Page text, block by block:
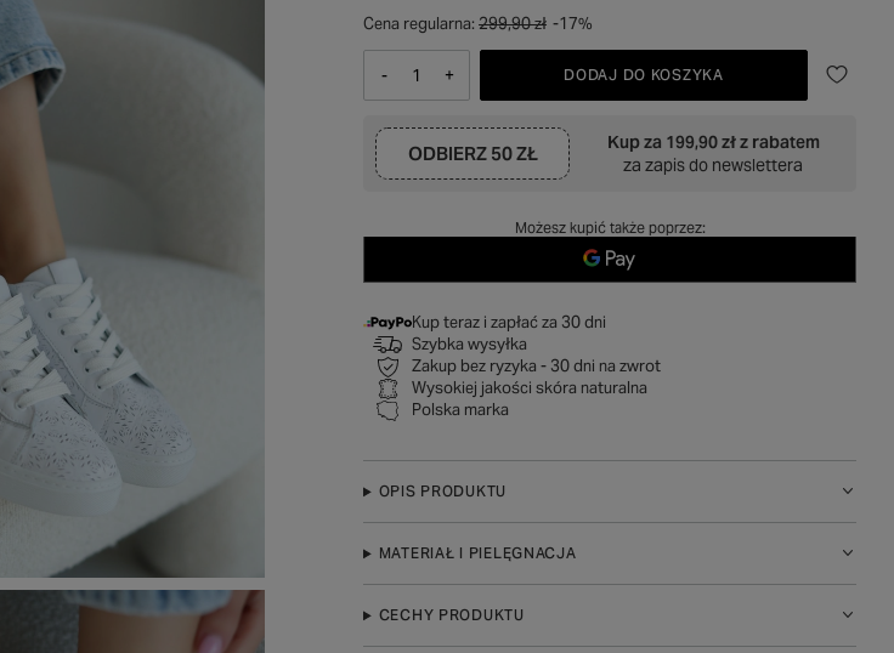
Cena regularna:299,90 zł -17%
- + DODAJ DO KOSZYKA
ODBIERZ 50 ZŁ
Kup za 199,90 złz rabatem
za zapis do newslettera
Możesz kupić także poprzez:
Kup teraz i zapłać za 30 dni
Szybka wysyłka
Zakup bez ryzyka - 30 dni na zwrot
Wysokiej jakości skóra naturalna
Polska marka
OPIS PRODUKTU
MATERIAŁ I PIELĘGNACJA
CECHY PRODUKTU